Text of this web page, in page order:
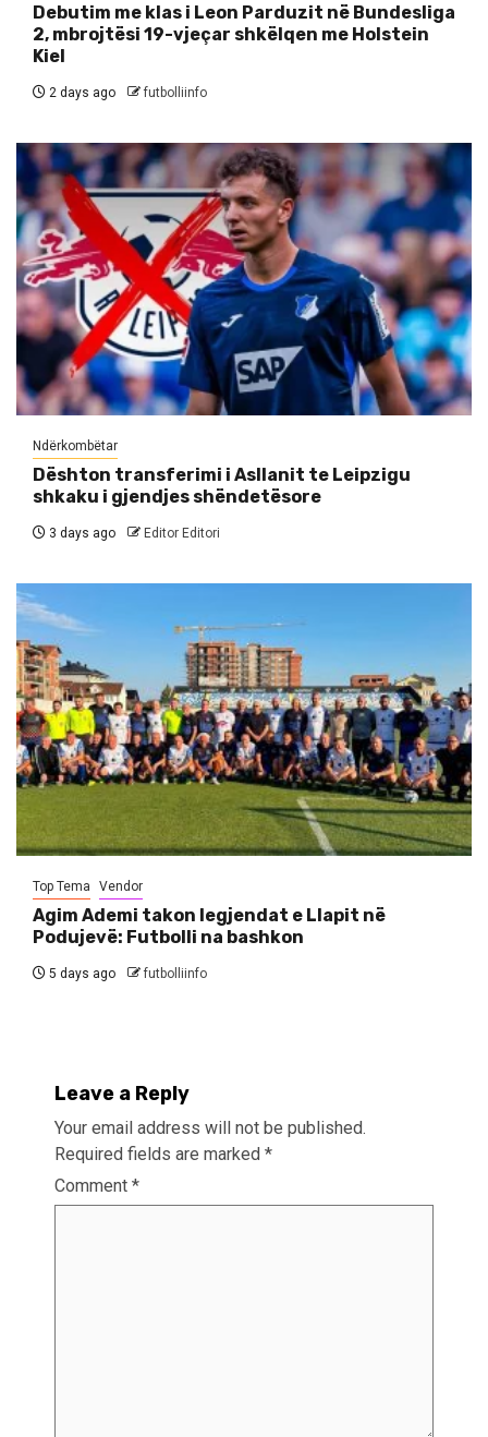
Debutim me klas i Leon Parduzit në Bundesliga
2, mbrojtësi 19-vjeçar shkëlqen me Holstein
Kiel
2 days ago futbolliinfo
Ndërkombëtar
Dështon transferimi i Asllanit te Leipzigu
shkaku i gjendjes shëndetësore
3 days ago Editor Editori
Top Tema Vendor
Agim Ademi takon legjendat e Llapit në
Podujevë: Futbolli na bashkon
5 days ago futbolliinfo
Leave a Reply
Your email address will not be published.
Required fields are marked *
Comment *